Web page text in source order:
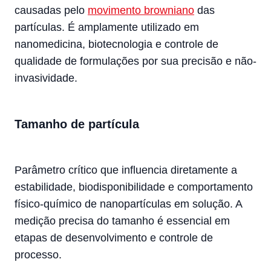
causadas pelo movimento browniano das
partículas. É amplamente utilizado em
nanomedicina, biotecnologia e controle de
qualidade de formulações por sua precisão e não-
invasividade.
Tamanho de partícula
Parâmetro crítico que influencia diretamente a
estabilidade, biodisponibilidade e comportamento
físico-químico de nanopartículas em solução. A
medição precisa do tamanho é essencial em
etapas de desenvolvimento e controle de
processo.